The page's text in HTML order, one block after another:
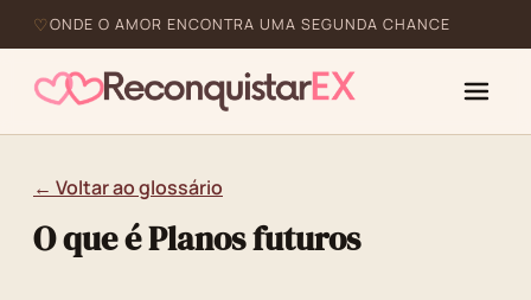
ONDE O AMOR ENCONTRA UMA SEGUNDA CHANCE
← Voltar ao glossário
O que é Planos futuros